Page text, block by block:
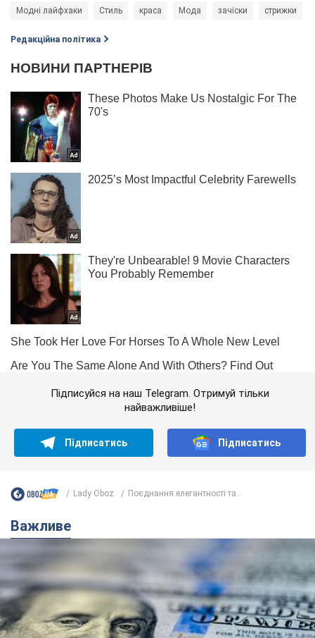
Модні лайфхаки Стиль краса Мода зачіски стрижки
Редакційна політика
Підписуйся на наш Telegram. Отримуй тільки
найважливіше!
Підписатись Підписатись
Lady Oboz Поєднання елегантності та...
Важливе